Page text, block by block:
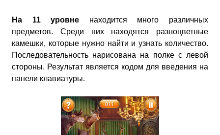
На 11 уровне находится много различных
предметов. Среди них находятся разноцветные
камешки, которые нужно найти и узнать количество.
Последовательность нарисована на полке с левой
стороны. Результат является кодом для введения на
панели клавиатуры.